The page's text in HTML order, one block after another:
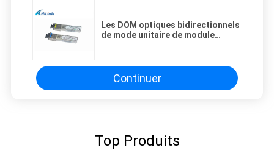
Les DOM optiques bidirectionnels
de mode unitaire de module
le connecteur de SC/LC
Continuer
Top Produits